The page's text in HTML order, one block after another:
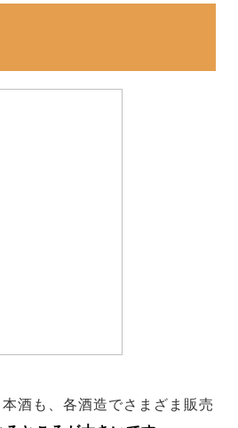
酒も、各酒造でさまざま販売